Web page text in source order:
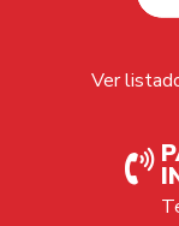
Ver